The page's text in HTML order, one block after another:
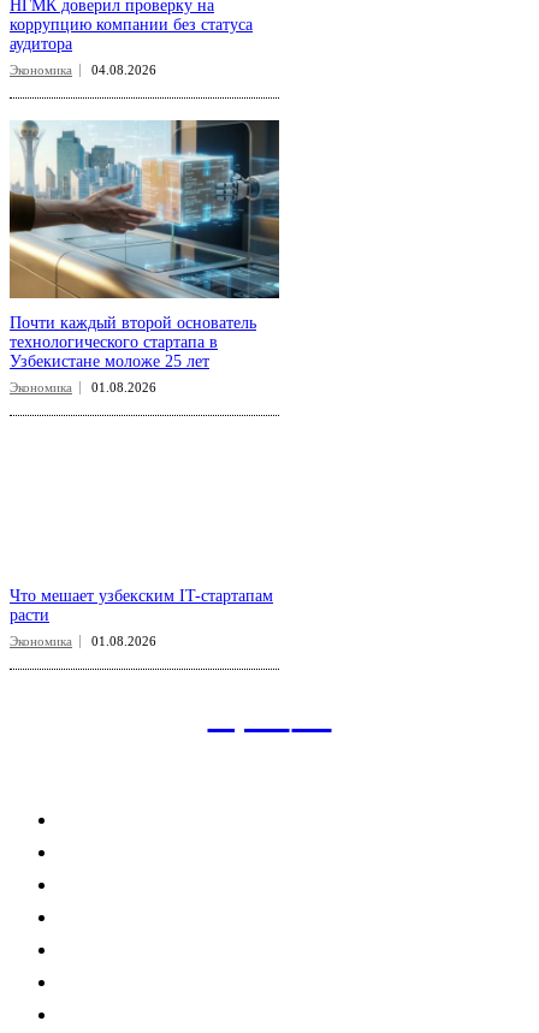
НГМК доверил проверку на
коррупцию компании без статуса
аудитора
Экономика 04.08.2026
Почти каждый второй основатель
технологического стартапа в
Узбекистане моложе 25 лет
Экономика 01.08.2026
Что мешает узбекским IT-стартапам
расти
Экономика 01.08.2026